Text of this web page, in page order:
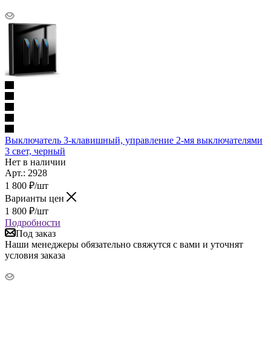
Выключатель 3-клавишный, управление 2-мя выключателями
3 свет, черный
Нет в наличии
Арт.: 2928
1 800 ₽/шт
Варианты цен
1 800 ₽/шт
Подробности
Под заказ
Наши менеджеры обязательно свяжутся с вами и уточнят
условия заказа